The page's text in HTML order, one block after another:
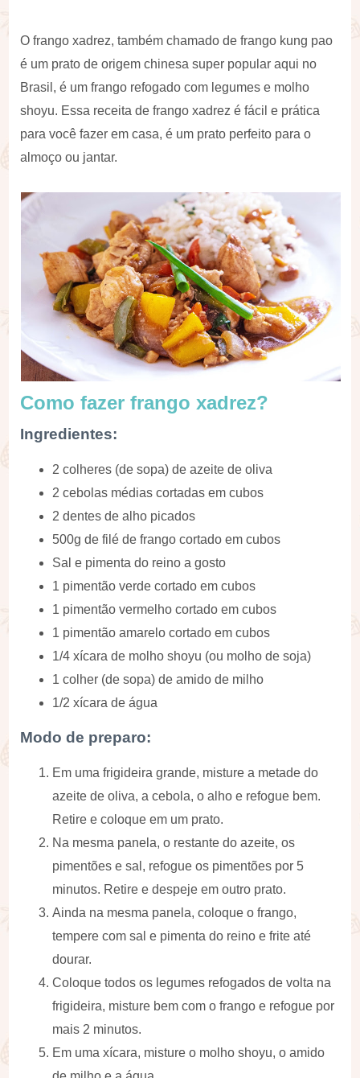
O frango xadrez, também chamado de frango kung pao
é um prato de origem chinesa super popular aqui no
Brasil, é um frango refogado com legumes e molho
shoyu. Essa receita de frango xadrez é fácil e prática
para você fazer em casa, é um prato perfeito para o
almoço ou jantar.
Como fazer frango xadrez?
Ingredientes:
2 colheres (de sopa) de azeite de oliva
2 cebolas médias cortadas em cubos
2 dentes de alho picados
500g de filé de frango cortado em cubos
Sal e pimenta do reino a gosto
1 pimentão verde cortado em cubos
1 pimentão vermelho cortado em cubos
1 pimentão amarelo cortado em cubos
1/4 xícara de molho shoyu (ou molho de soja)
1 colher (de sopa) de amido de milho
1/2 xícara de água
Modo de preparo:
Em uma frigideira grande, misture a metade do
azeite de oliva, a cebola, o alho e refogue bem.
Retire e coloque em um prato.
Na mesma panela, o restante do azeite, os
pimentões e sal, refogue os pimentões por 5
minutos. Retire e despeje em outro prato.
Ainda na mesma panela, coloque o frango,
tempere com sal e pimenta do reino e frite até
dourar.
Coloque todos os legumes refogados de volta na
frigideira, misture bem com o frango e refogue por
mais 2 minutos.
Em uma xícara, misture o molho shoyu, o amido